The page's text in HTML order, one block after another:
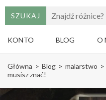
KONTO BLOG O
to
(Press
Główna > Blog > malarstwo >
musisz znać!